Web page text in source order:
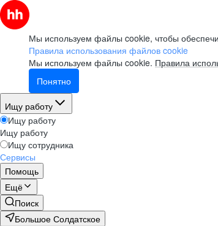
Мы используем файлы cookie, чтобы
Правила использования файлов cookie
Мы используем файлы cookie. Правила
Понятно
Ищу работу
Ищу работу
Ищу работу
Ищу сотрудника
Сервисы
Помощь
Ещё
Поиск
Большое Солдатское